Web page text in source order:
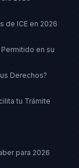
de ICE en 2026
en su
Derechos?
tu Trámite
para 2026